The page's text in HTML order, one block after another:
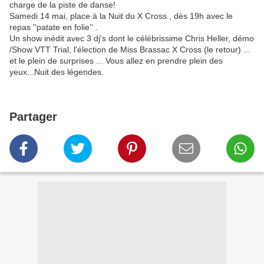
charge de la piste de danse!
Samedi 14 mai, place à la Nuit du X Cross , dès 19h avec le
repas ''patate en folie'' .
Un show inédit avec 3 dj's dont le célébrissime Chris Heller, démo
/Show VTT Trial, l'élection de Miss Brassac X Cross (le retour) ...
et le plein de surprises ... Vous allez en prendre plein des
yeux...Nuit des légendes.
Partager